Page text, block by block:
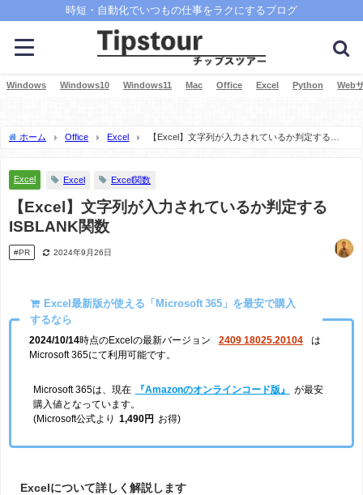
時短・自動化でいつもの仕事をラクにするブログ
Windows Windows10 Windows11 Mac Office Excel Python Web
ホーム Office Excel
【Excel】文字列が入力されているか判定する
Excel Excel Excel関数
【Excel】文字列が入力されているか判定する
ISBLANK関数
#PR 2024年9月26日
Excel最新版が使える「Microsoft 365」を最安で購入
するなら
2024/10/14時点のExcelの最新バージョン 2409 18025.20104
は
Microsoft 365にて利用可能です。
Microsoft 365は、現在 『Amazonのオンラインコード版』
が最安
購入値となっています。
(Microsoft公式より
1,490円 お得)
Excelについて詳しく解説します